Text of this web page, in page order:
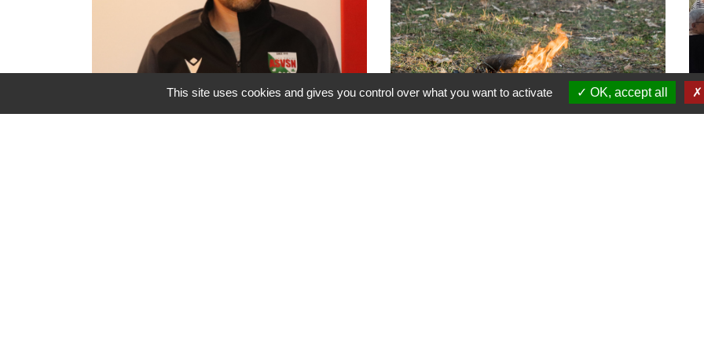
ASVSN : nouveau Président et
Prévention du risque d'incendie de
This site uses cookies and gives you control over what you want to activate OK, accept all